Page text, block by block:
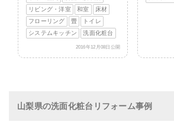
リビング・洋室
和室
床材
フローリング
畳
トイレ
システムキッチン
洗面化粧台
2016年12月08日公開
山梨県の洗面化粧台リフォーム事例